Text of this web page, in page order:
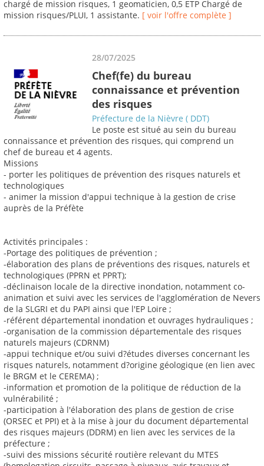
chargé de mission risques, 1 geomaticien, 0,5 ETP Chargé de
mission risques/PLUI, 1 assistante. [ voir l'offre complète ]
28/07/2025
Chef(fe) du bureau
connaissance et prévention
des risques
Préfecture de la Nièvre ( DDT)
Le poste est situé au sein du bureau
connaissance et prévention des risques, qui comprend un
chef de bureau et 4 agents.
Missions
- porter les politiques de prévention des risques naturels et
technologiques
- animer la mission d'appui technique à la gestion de crise
auprès de la Préfète
Activités principales :
-Portage des politiques de prévention ;
-élaboration des plans de préventions des risques, naturels et
technologiques (PPRN et PPRT);
-déclinaison locale de la directive inondation, notamment co-
animation et suivi avec les services de l'agglomération de Nevers
de la SLGRI et du PAPI ainsi que l'EP Loire ;
-référent départemental inondation et ouvrages hydrauliques ;
-organisation de la commission départementale des risques
naturels majeurs (CDRNM)
-appui technique et/ou suivi d?études diverses concernant les
risques naturels, notamment d?origine géologique (en lien avec
le BRGM et le CEREMA) ;
-information et promotion de la politique de réduction de la
vulnérabilité ;
-participation à l'élaboration des plans de gestion de crise
(ORSEC et PPI) et à la mise à jour du document départemental
des risques majeurs (DDRM) en lien avec les services de la
préfecture ;
-suivi des missions sécurité routière relevant du MTES